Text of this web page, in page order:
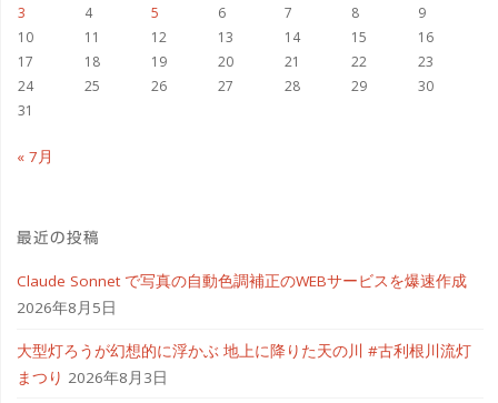
て
ま
3
4 5 6 7 8
9
10
11 12 13 14 15
16
17
18 19 20 21 22
23
24
25 26 27 28 29
30
31
« 7月
最近の投稿
Claude Sonnet で写真の自動色調補正のWEBサービスを爆速作成
2026年8月5日
大型灯ろうが幻想的に浮かぶ 地上に降りた天の川 #古利根川流灯
まつり 2026年8月3日